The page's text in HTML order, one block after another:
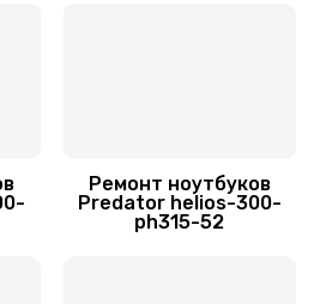
матрицы
ЗаказатьРемонт ноутбуков
Predator helios-300-
ph315-52